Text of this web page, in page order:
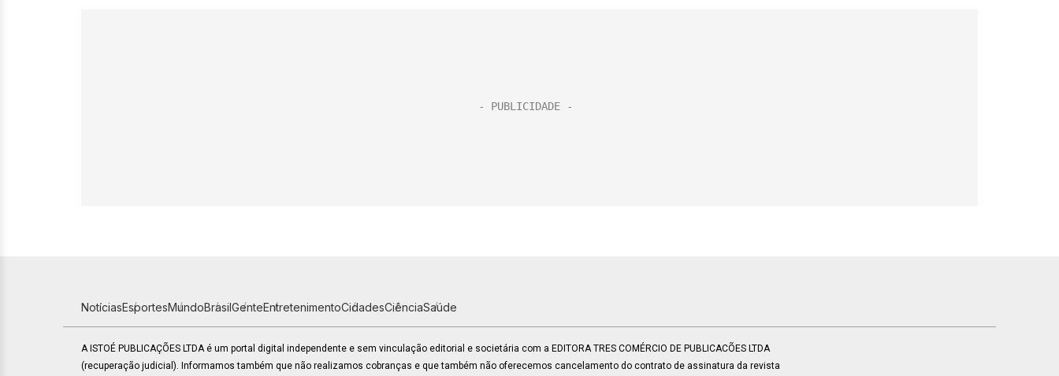
NotíciasEsportesMundoBrasilGenteEntretenimentoCidadesCiênciaSaúde
A ISTOÉ PUBLICAÇÕES LTDA é um portal digital independente e sem vinculação editorial e societária com a EDITORA TRES COMÉRCIO DE PUBLICACÕES LTDA
(recuperação judicial). Informamos também que não realizamos cobranças e que também não oferecemos cancelamento do contrato de assinatura da revista